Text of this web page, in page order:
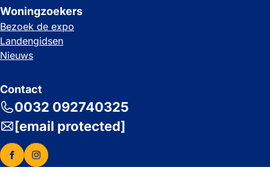
Woningzoekers
Bezoek de expo
Landengidsen
Nieuws
Contact
0032 092740325
[email protected]